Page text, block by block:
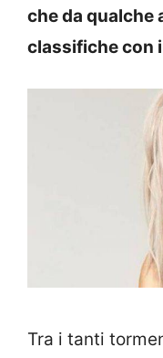
che da qualche
classifiche con
Tra i tanti